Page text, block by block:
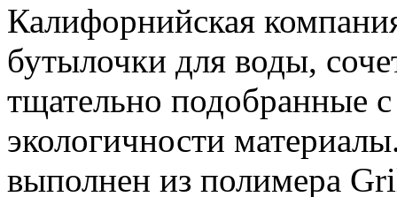
Калифорнийская
бутылочки для воды,
тщательно подобранные
экологичности
выполнен из полимера